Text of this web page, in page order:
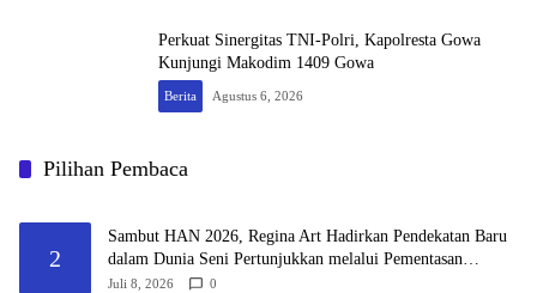
Perkuat Sinergitas TNI-Polri, Kapolresta Gowa
Kunjungi Makodim 1409 Gowa
Berita Agustus 6, 2026
Pilihan Pembaca
2
Sambut HAN 2026, Regina Art Hadirkan Pendekatan Baru
dalam Dunia Seni Pertunjukkan melalui Pementasan
Fantasy Land
Juli 8, 2026 0